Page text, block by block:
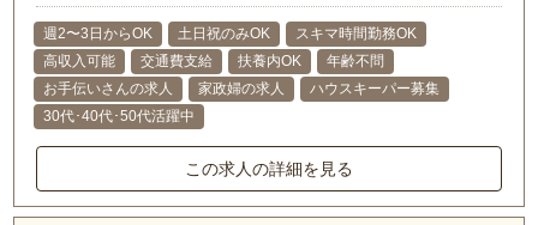
週2〜3日からOK 土日祝のみOK
スキマ時間勤務OK
高収入可能
交通費支給 扶養内OK
年齢不問
お手伝いさんの求人
家政婦の求人
ハウスキーパー募集
30代･40代･50代活躍中
この求人の詳細を見る